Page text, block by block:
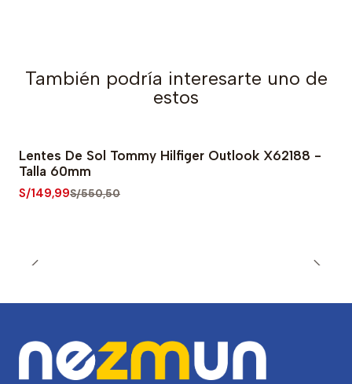
También podría interesarte uno de
estos
-73% OFF
Lentes De Sol Tommy Hilfiger Outlook X62188 -
Talla 60mm
S/149,99S/550,50